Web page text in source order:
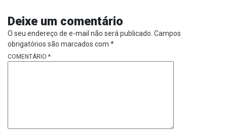
Deixe um comentário
O seu endereço de e-mail não será publicado. Campos
obrigatórios são marcados com *
COMENTÁRIO *